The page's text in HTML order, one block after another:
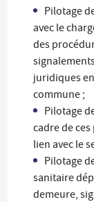
Pilotage
avec le
des
juridiques
commune ;
Pilotage
cadre de
lien avec le
Pilotage
sanitaire
demeure,